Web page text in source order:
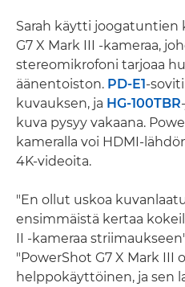
Sarah käytti joogatuntien
G7 X Mark III -kameraa,
stereomikrofoni tarjoaa
äänentoiston. PD-E1-
kuvauksen, ja HG-100TBR
kuva pysyy vakaana.
kameralla voi HDMI-
4K-videoita.
"En ollut uskoa
ensimmäistä kertaa
II -kameraa
"PowerShot G7 X Mark III
helppokäyttöinen, ja sen